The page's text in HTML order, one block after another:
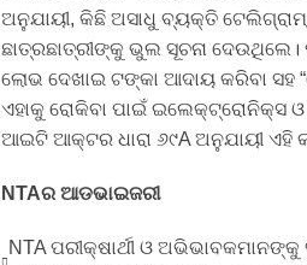
ଅନୁଯାୟୀ, କିଛି ଅସାଧୁ ବ୍ୟକ୍ତି
ଛାତ୍ରଛାତ୍ରୀଙ୍କୁ ଭୁଲ ସୂଚନା
ଲୋଭ ଦେଖାଇ ଟଙ୍କା ଆଦାୟ କରିବା ସହ
ଏହାକୁ ରୋକିବା ପାଇଁ ଇଲେକ୍ଟ୍ରୋନିକ୍ସ
ଆଇଟି ଆକ୍ଟର ଧାରା ୬୯A ଅନୁଯାୟୀ ଏହି
NTAର ଆଡଭାଇଜରୀ
NTA ପରୀକ୍ଷାର୍ଥୀ ଓ